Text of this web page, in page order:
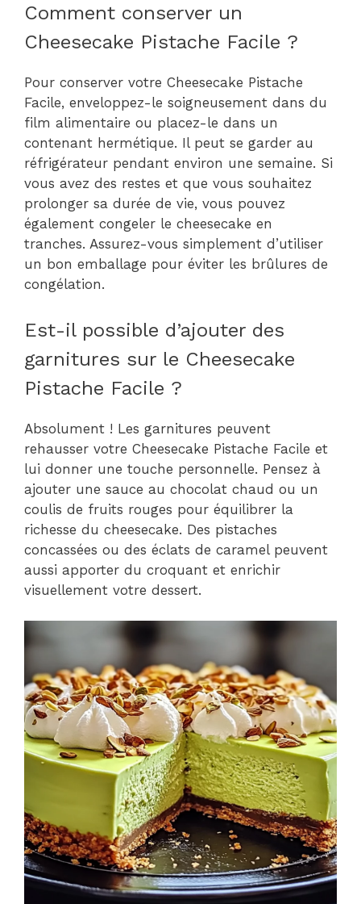
Comment conserver un
Cheesecake Pistache Facile ?
Pour conserver votre Cheesecake Pistache
Facile, enveloppez-le soigneusement dans du
film alimentaire ou placez-le dans un
contenant hermétique. Il peut se garder au
réfrigérateur pendant environ une semaine. Si
vous avez des restes et que vous souhaitez
prolonger sa durée de vie, vous pouvez
également congeler le cheesecake en
tranches. Assurez-vous simplement d’utiliser
un bon emballage pour éviter les brûlures de
congélation.
Est-il possible d’ajouter des
garnitures sur le Cheesecake
Pistache Facile ?
Absolument ! Les garnitures peuvent
rehausser votre Cheesecake Pistache Facile et
lui donner une touche personnelle. Pensez à
ajouter une sauce au chocolat chaud ou un
coulis de fruits rouges pour équilibrer la
richesse du cheesecake. Des pistaches
concassées ou des éclats de caramel peuvent
aussi apporter du croquant et enrichir
visuellement votre dessert.